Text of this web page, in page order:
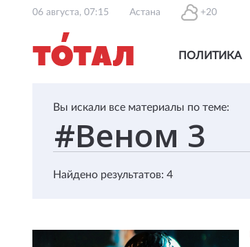
06 августа, 07:15 Астана +20
ПОЛИТИКА
Вы искали все материалы по теме:
Найдено результатов: 4